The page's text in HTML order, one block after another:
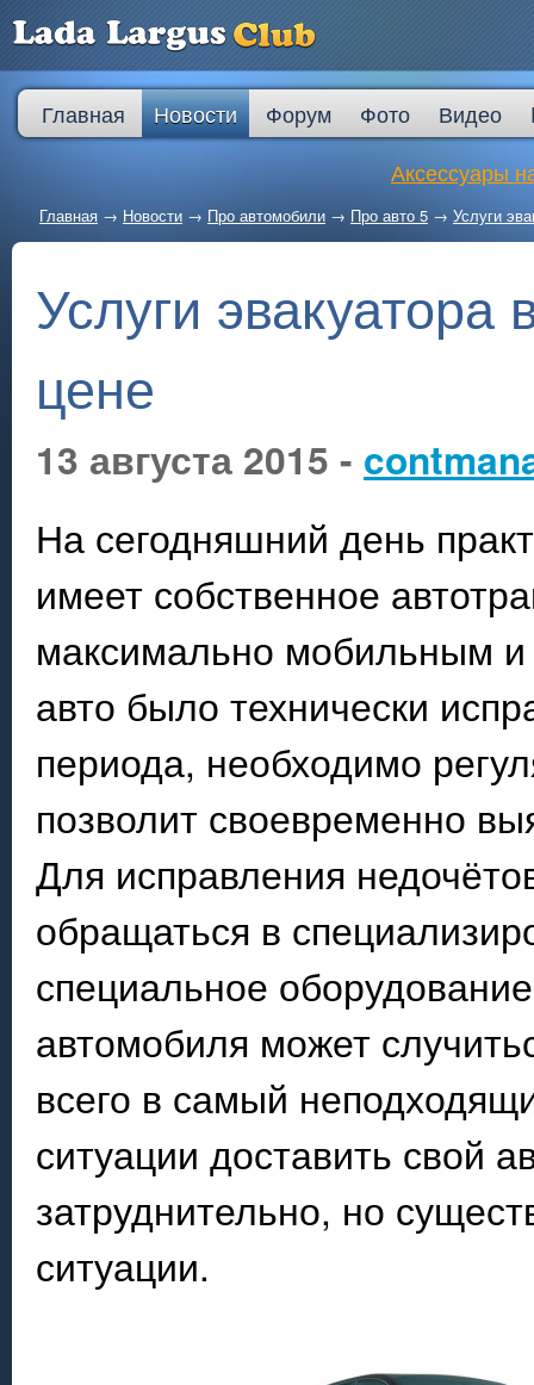
Главная Новости Форум Фото Видео
Аксессуары
Главная → Новости → Про автомобили → Про авто 5 → Услуги
Услуги
цене
13 августа 2015 -
На сегодняшний день
имеет собственное
максимально мобильным
авто было технически
периода, необходимо
позволит своевременно
Для исправления
обращаться в
специальное
автомобиля может
всего в самый
ситуации доставить свой
затруднительно, но
ситуации.